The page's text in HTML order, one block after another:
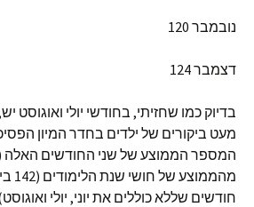
נובמבר 120
דצמבר 124
בדיוק כמו שחזיתי, בחודשי יולי ואוגוסט
מעט ביקורים של ילדים בחדר המיון
חודשים שללא כוללים את יוני, יולי